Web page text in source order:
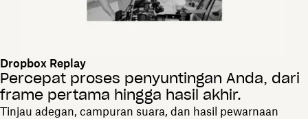
Dropbox Replay
Percepat proses penyuntingan Anda, dari
frame pertama hingga hasil akhir.
Tinjau adegan, campuran suara, dan hasil pewarnaan